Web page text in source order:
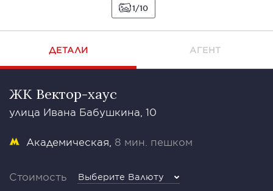
1 10
ДЕТАЛИ АГЕНТ
ЖК Вектор-хаус
улица Ивана Бабушкина, 10
Академическая 8 мин. пешком
Стоимость Выберите Валюту